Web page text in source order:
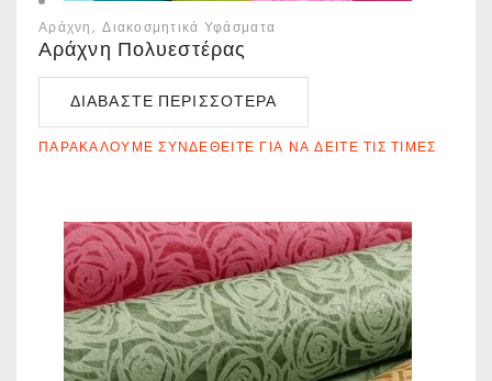
Αράχνη Διακοσμητικά Υφάσματα
Αράχνη Πολυεστέρας
ΔΙΑΒΆΣΤΕ ΠΕΡΙΣΣΌΤΕΡΑ
ΠΑΡΑΚΑΛΟΎΜΕ ΣΥΝΔΕΘΕΊΤΕ ΓΙΑ ΝΑ ΔΕΊΤΕ ΤΙΣ ΤΙΜΈΣ